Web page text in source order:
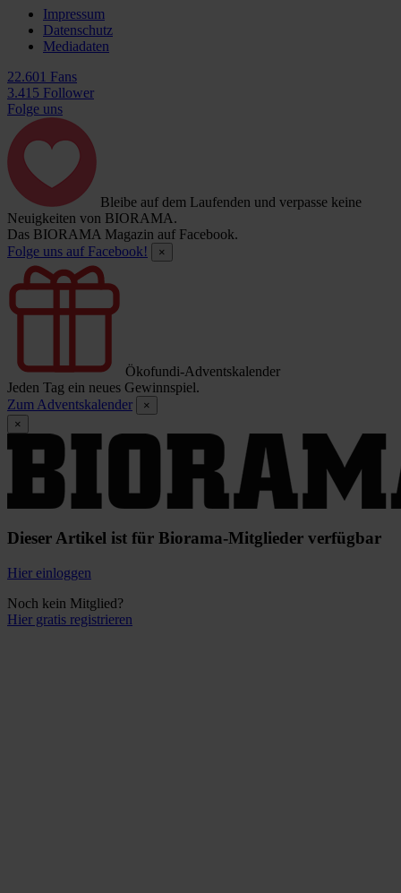
Impressum
Datenschutz
Mediadaten
22.601 Fans
3.415 Follower
Folge uns
Bleibe auf dem Laufenden und verpasse keine
Neuigkeiten von BIORAMA.
Das BIORAMA Magazin auf Facebook.
Folge uns auf Facebook!
×
Ökofundi-Adventskalender
Jeden Tag ein neues Gewinnspiel.
Zum Adventskalender
×
×
Dieser Artikel ist für Biorama-Mitglieder verfügbar
Hier einloggen
Noch kein Mitglied?
Hier gratis registrieren